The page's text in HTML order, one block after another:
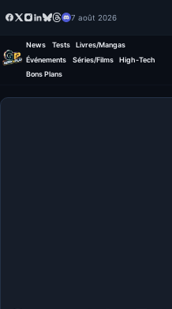
7 août 2026
News Tests
Livres/Mangas
Événements
Séries/Films
High-Tech
Bons Plans